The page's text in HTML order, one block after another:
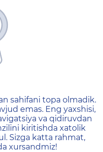
не
sahifani topa olmadik.
emas. Eng yaxshisi,
va qidiruvdan
kiritishda xatolik
Sizga katta rahmat,
xursandmiz!